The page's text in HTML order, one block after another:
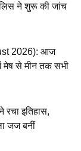
ने शुरू की जांच
2026): आज
मेष से मीन तक सभी
इतिहास,
जज बनीं